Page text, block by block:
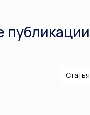
публикации
Статья